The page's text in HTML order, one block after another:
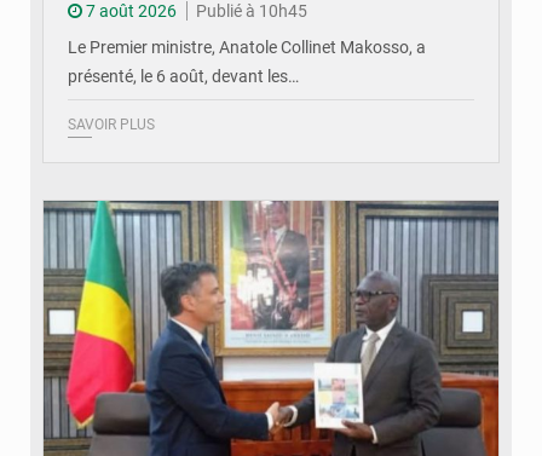
7 août 2026
Publié à 10h45
Le Premier ministre, Anatole Collinet Makosso, a
présenté, le 6 août, devant les…
SAVOIR PLUS